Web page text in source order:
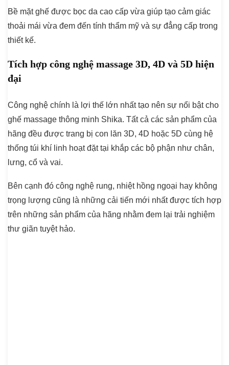
Bề mặt ghế được bọc da cao cấp vừa giúp tạo cảm giác
thoải mái vừa đem đến tính thẩm mỹ và sự đẳng cấp trong
thiết kế.
Tích hợp công nghệ massage 3D, 4D và 5D hiện
đại
Công nghệ chính là lợi thế lớn nhất tạo nên sự nổi bật cho
ghế massage thông minh Shika. Tất cả các sản phẩm của
hãng đều được trang bị con lăn 3D, 4D hoặc 5D cùng hệ
thống túi khí linh hoạt đặt tại khắp các bộ phận như chân,
lưng, cổ và vai.
Bên cạnh đó công nghệ rung, nhiệt hồng ngoại hay không
trọng lượng cũng là những cải tiến mới nhất được tích hợp
trên những sản phẩm của hãng nhằm đem lại trải nghiệm
thư giãn tuyệt hảo.